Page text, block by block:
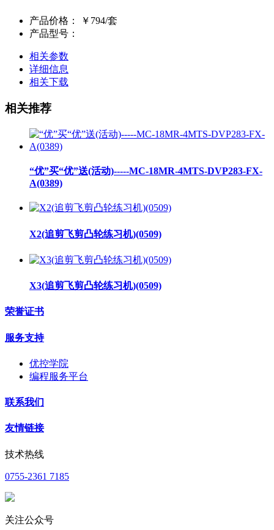
产品价格：
￥794/套
产品型号：
相关参数
详细信息
相关下载
相关推荐
“优”买“优”送(活动)-----MC-18MR-4MTS-DVP283-FX-
A(0389)
X2(追剪飞剪凸轮练习机)(0509)
X3(追剪飞剪凸轮练习机)(0509)
荣誉证书
服务支持
优控学院
编程服务平台
联系我们
友情链接
技术热线
0755-2361 7185
关注公众号